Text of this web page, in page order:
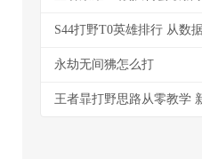
S44打野T0英雄排行 从数
永劫无间狒怎么打
王者暃打野思路从零教学